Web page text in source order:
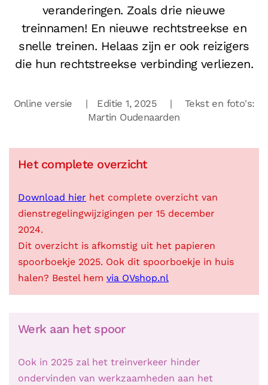
veranderingen. Zoals drie nieuwe
treinnamen! En nieuwe rechtstreekse en
snelle treinen. Helaas zijn er ook reizigers
die hun rechtstreekse verbinding verliezen.
Online versie | Editie 1, 2025 | Tekst en foto's:
Martin Oudenaarden
Het complete overzicht
Download hier het complete overzicht van
dienstregelingwijzigingen per 15 december
2024.
Dit overzicht is afkomstig uit het papieren
spoorboekje 2025. Ook dit spoorboekje in huis
halen? Bestel hem via OVshop.nl
Werk aan het spoor
Ook in 2025 zal het treinverkeer hinder
ondervinden van werkzaamheden aan het